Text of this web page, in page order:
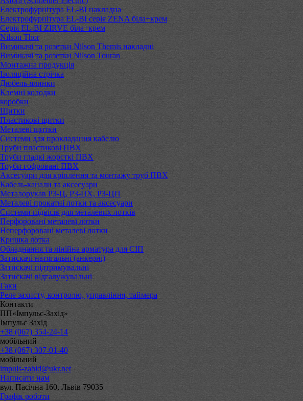
Електрофурнітура EL-BI накладна
Електрофурнітура EL-BI серія ZENA біла+крем
Серія EL-BI ZIRVE біла+крем
Nilson Thor
Вимикачі та розетки Nilson Themis накладні
Вимикачі та розетки Nilson Touran
Монтажна продукція
Ізоляційна стрічка
Дюбель-ялинки
Клемні колодки
коробки
Щитки
Пластикові щитки
Металеві щитки
Системи для прокладання кабелю
Труби пластикові ПВХ
Труби гладкі жорсткі ПВХ
Труби гофровані ПВХ
Аксесуари для кріплення та монтажу труб ПВХ
Кабель-канали та аксесуари
Металорукав РЗ-Ц, РЗ-ЦХ, РЗ-ЦП
Металеві прокатні лотки та аксесуари
Системи підвісів для металевих лотків
Перфоровані металеві лотки
Неперфоровані металеві лотки
Кришка лотка
Обладнання та лінійна арматура для СІП
Затискачі натягальні (анкерні)
Затискачі підтримувальні
Затискачі відгалужувальні
Гаки
Реле захисту, контролю, управління, таймера
Контакти
ПП«Імпульс-Захід»
Імпульс Захід
+38 (067) 354-24-14
мобільний
+38 (067) 307-01-40
мобільний
impuls-zahid@ukr.net
Написати нам
вул. Пасічна 160, Львів 79035
Графік роботи